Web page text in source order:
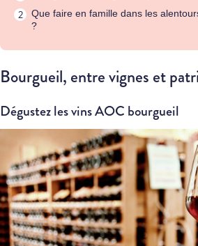
Que faire en famille dans les
?
Bourgueil, entre vignes et
Dégustez les vins AOC bourgueil